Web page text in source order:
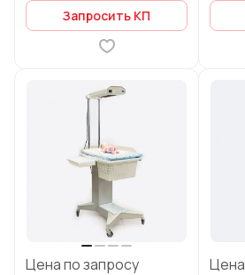
Запросить КП
Цена по запросу